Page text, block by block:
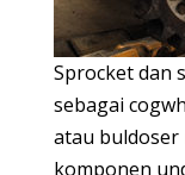
Sprocket dan
sebagai
atau buldoser
komponen